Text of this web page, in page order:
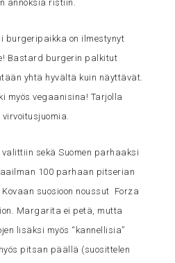
annoksia ristiin.
burgeripaikka on ilmestynyt
Bastard burgerin palkitut
yhtä hyvältä kuin näyttävät.
myös vegaanisina! Tarjolla
valittiin sekä Suomen parhaaksi
100 parhaan pitserian
Kovaan suosioon noussut Forza
Margarita ei petä, mutta
lisäksi myös “kannellisia”
pitsan päällä (suosittelen